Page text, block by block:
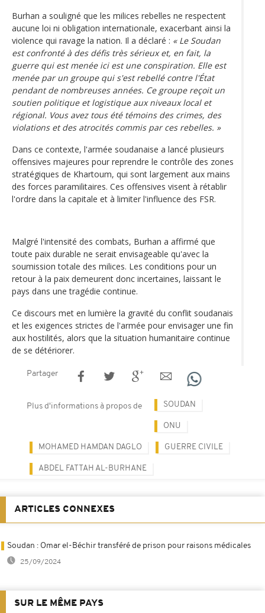
Burhan a souligné que les milices rebelles ne respectent
aucune loi ni obligation internationale, exacerbant ainsi la
violence qui ravage la nation. Il a déclaré : « Le Soudan
est confronté à des défis très sérieux et, en fait, la
guerre qui est menée ici est une conspiration. Elle est
menée par un groupe qui s'est rebellé contre l'État
pendant de nombreuses années. Ce groupe reçoit un
soutien politique et logistique aux niveaux local et
régional. Vous avez tous été témoins des crimes, des
violations et des atrocités commis par ces rebelles. »
Dans ce contexte, l'armée soudanaise a lancé plusieurs
offensives majeures pour reprendre le contrôle des zones
stratégiques de Khartoum, qui sont largement aux mains
des forces paramilitaires. Ces offensives visent à rétablir
l'ordre dans la capitale et à limiter l'influence des FSR.
Malgré l'intensité des combats, Burhan a affirmé que
toute paix durable ne serait envisageable qu'avec la
soumission totale des milices. Les conditions pour un
retour à la paix demeurent donc incertaines, laissant le
pays dans une tragédie continue.
Ce discours met en lumière la gravité du conflit soudanais
et les exigences strictes de l'armée pour envisager une fin
aux hostilités, alors que la situation humanitaire continue
de se détériorer.
Partager
Plus d'informations à propos de SOUDAN
ONU
MOHAMED HAMDAN DAGLO GUERRE CIVILE
ABDEL FATTAH AL-BURHANE
ARTICLES CONNEXES
Soudan : Omar el-Béchir transféré de prison pour raisons médicales
25/09/2024
SUR LE MÊME PAYS